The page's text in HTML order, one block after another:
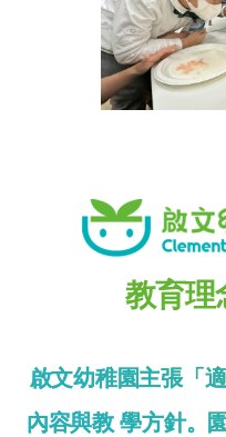
教育理
啟文幼稚園主張「
內容與教 學方針。